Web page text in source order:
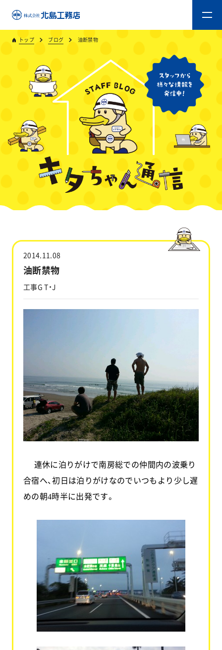
トップ ブログ 油断禁物
2014.11.08
油断禁物
工事G T・J
連休に泊りがけで南房総での仲間内の波乗り
合宿へ、初日は泊りがけなのでいつもより少し遅
めの朝4時半に出発です。
トップ
キタジマのものづくり
重量木骨造SE構法
新築工事
リフォーム
新着情報
ブログ
採用情報
お問い合わせ
協力業者公募